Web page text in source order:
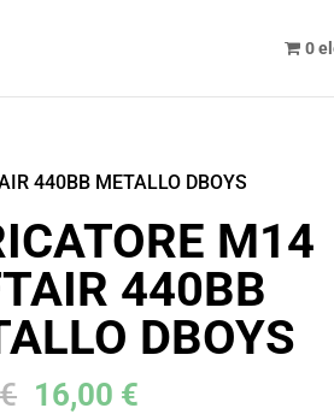
0
440BB METALLO DBOYS
M14
440BB
DBOYS
€ Il
16,00 €